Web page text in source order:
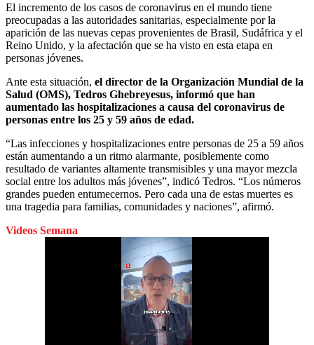
El incremento de los casos de coronavirus en el mundo tiene
preocupadas a las autoridades sanitarias, especialmente por la
aparición de las nuevas cepas provenientes de Brasil, Sudáfrica y el
Reino Unido, y la afectación que se ha visto en esta etapa en
personas jóvenes.
Ante esta situación, el director de la Organización Mundial de la
Salud (OMS), Tedros Ghebreyesus, informó que han
aumentado las hospitalizaciones a causa del coronavirus de
personas entre los 25 y 59 años de edad.
“Las infecciones y hospitalizaciones entre personas de 25 a 59 años
están aumentando a un ritmo alarmante, posiblemente como
resultado de variantes altamente transmisibles y una mayor mezcla
social entre los adultos más jóvenes”, indicó Tedros. “Los números
grandes pueden entumecernos. Pero cada una de estas muertes es
una tragedia para familias, comunidades y naciones”, afirmó.
Videos Semana